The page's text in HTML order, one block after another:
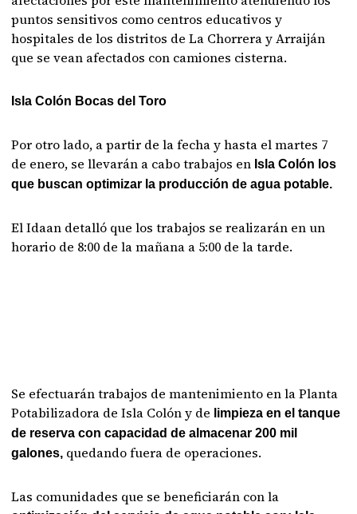
puntos sensitivos como centros educativos y
hospitales de los distritos de La Chorrera y Arraiján
que se vean afectados con camiones cisterna.
Isla Colón Bocas del Toro
Por otro lado, a partir de la fecha y hasta el martes 7
de enero, se llevarán a cabo trabajos en Isla Colón los
que buscan optimizar la producción de agua potable.
El Idaan detalló que los trabajos se realizarán en un
horario de 8:00 de la mañana a 5:00 de la tarde.
Se efectuarán trabajos de mantenimiento en la Planta
Potabilizadora de Isla Colón y de limpieza en el tanque
de reserva con capacidad de almacenar 200 mil
galones, quedando fuera de operaciones.
Las comunidades que se beneficiarán con la